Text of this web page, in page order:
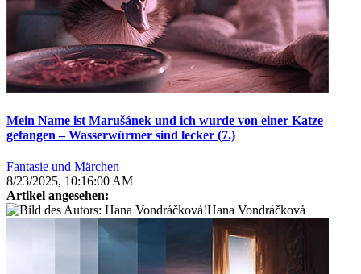
Mein Name ist Marušánek und ich wurde von einer Katze
gefangen – Wasserwürmer sind lecker (7.)
Fantasie und Märchen
8/23/2025, 10:16:00 AM
Artikel angesehen:
Hana Vondráčková